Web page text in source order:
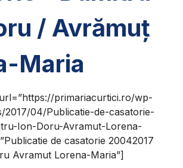
/ Avrămuţ
Maria
primariacurtici.ro/wp-
2017/04/Publicatie-de-casatorie-
Ion-Doru-Avramut-Lorena-
de casatorie 20042017
Avramut Lorena-Maria”]